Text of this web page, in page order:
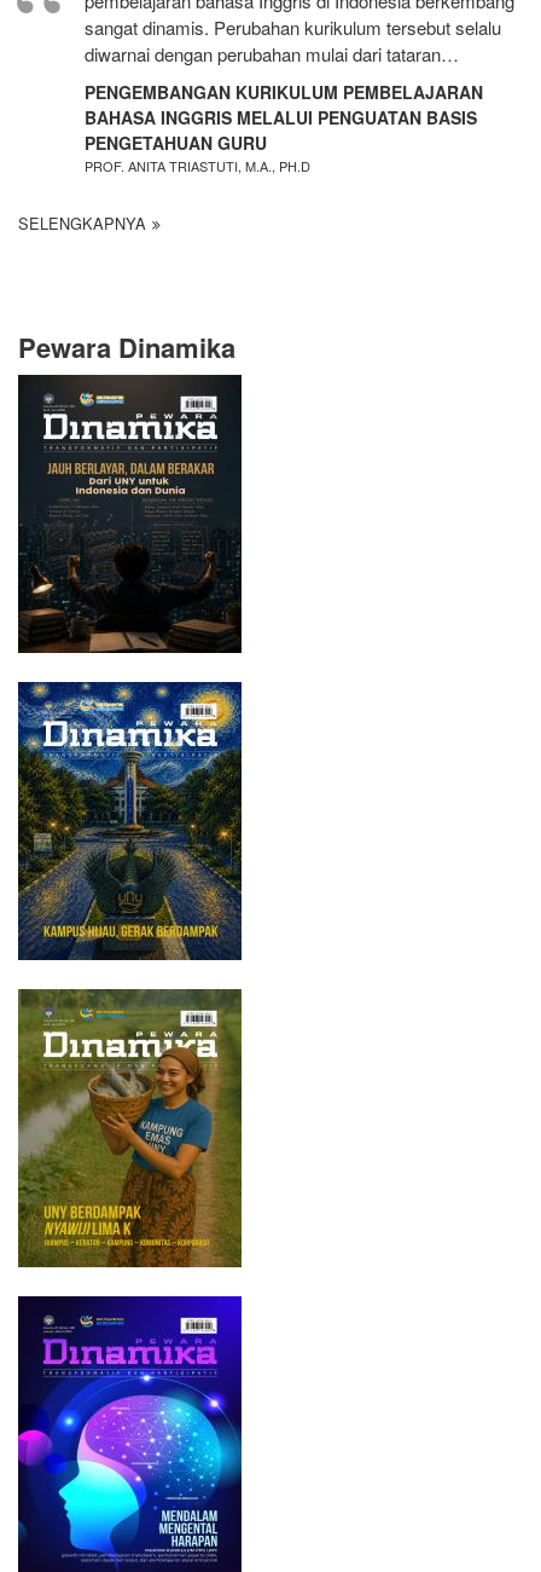
sangat dinamis. Perubahan kurikulum tersebut selalu
diwarnai dengan perubahan mulai dari tataran…
PENGEMBANGAN KURIKULUM PEMBELAJARAN
BAHASA INGGRIS MELALUI PENGUATAN BASIS
PENGETAHUAN GURU
PROF. ANITA TRIASTUTI, M.A., PH.D
SELENGKAPNYA
Pewara Dinamika